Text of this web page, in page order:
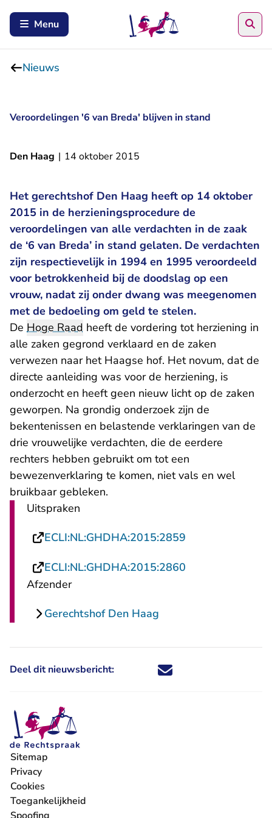
Menu
Nieuws
Veroordelingen '6 van Breda' blijven in stand
Den Haag | 14 oktober 2015
Het gerechtshof Den Haag heeft op 14 oktober
2015 in de herzieningsprocedure de
veroordelingen van alle verdachten in de zaak
de ‘6 van Breda’ in stand gelaten. De verdachten
zijn respectievelijk in 1994 en 1995 veroordeeld
voor betrokkenheid bij de doodslag op een
vrouw, nadat zij onder dwang was meegenomen
met de bedoeling om geld te stelen.
De Hoge Raad heeft de vordering tot herziening in
alle zaken gegrond verklaard en de zaken
verwezen naar het Haagse hof. Het novum, dat de
directe aanleiding was voor de herziening, is
onderzocht en heeft geen nieuw licht op de zaken
geworpen. Na grondig onderzoek zijn de
bekentenissen en belastende verklaringen van de
drie vrouwelijke verdachten, die de eerdere
rechters hebben gebruikt om tot een
bewezenverklaring te komen, niet vals en wel
bruikbaar gebleken.
Uitspraken
ECLI:NL:GHDHA:2015:2859
ECLI:NL:GHDHA:2015:2860
Afzender
Gerechtshof Den Haag
Deel dit nieuwsbericht: Deel dit nieuwsbericht via X -
Deel dit nieuwsbericht via
Deel dit nieuwsbericht
Deel dit
Sitemap
Privacy
Cookies
Toegankelijkheid